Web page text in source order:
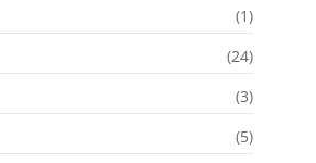
(1)
(24)
(3)
(5)